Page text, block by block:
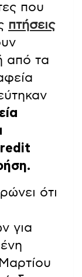
που
πτήσεις
από τα
ότι
για